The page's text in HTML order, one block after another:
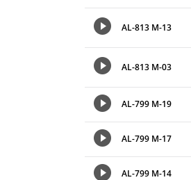
AL-813 M-13
AL-813 M-03
AL-799 M-19
AL-799 M-17
AL-799 M-14